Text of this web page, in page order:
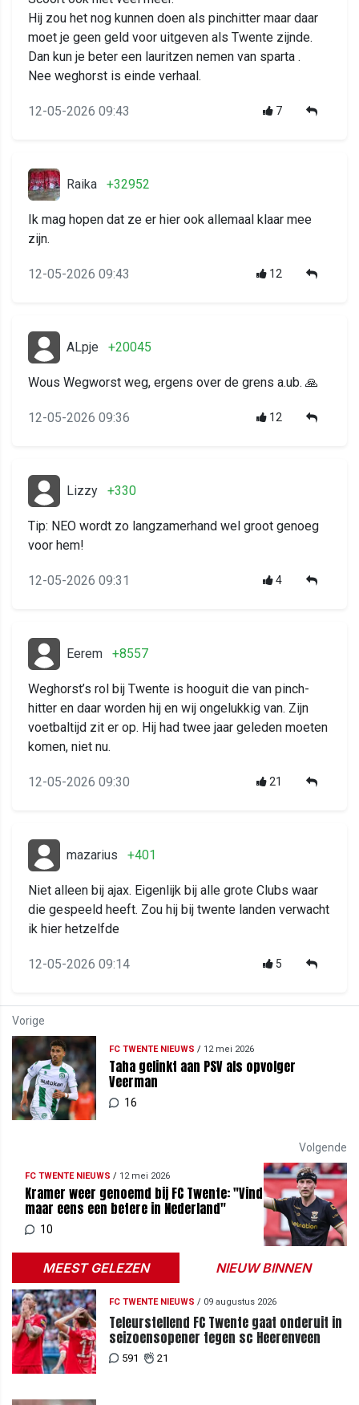
Hij zou het nog kunnen doen als pinchitter maar daar
moet je geen geld voor uitgeven als Twente zijnde.
Dan kun je beter een lauritzen nemen van sparta .
Nee weghorst is einde verhaal.
12-05-2026 09:43 7
Raika +32952
Ik mag hopen dat ze er hier ook allemaal klaar mee
zijn.
12-05-2026 09:43 12
ALpje +20045
Wous Wegworst weg, ergens over de grens a.ub. 🙏
12-05-2026 09:36 12
Lizzy +330
Tip: NEO wordt zo langzamerhand wel groot genoeg
voor hem!
12-05-2026 09:31 4
Eerem +8557
Weghorst’s rol bij Twente is hooguit die van pinch-
hitter en daar worden hij en wij ongelukkig van. Zijn
voetbaltijd zit er op. Hij had twee jaar geleden moeten
komen, niet nu.
12-05-2026 09:30 21
mazarius +401
Niet alleen bij ajax. Eigenlijk bij alle grote Clubs waar
die gespeeld heeft. Zou hij bij twente landen verwacht
ik hier hetzelfde
12-05-2026 09:14 5
Vorige
FC TWENTE NIEUWS / 12 mei 2026
Taha gelinkt aan PSV als opvolger
Veerman
16
Volgende
FC TWENTE NIEUWS / 12 mei 2026
Kramer weer genoemd bij FC Twente: "Vind
maar eens een betere in Nederland"
10
MEEST GELEZEN NIEUW BINNEN
FC TWENTE NIEUWS / 09 augustus 2026
Teleurstellend FC Twente gaat onderuit in
seizoensopener tegen sc Heerenveen
591 21